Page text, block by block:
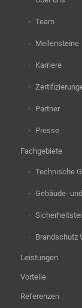
Team
Meilensteine
Karriere
Partner
Presse
Fachgebiete
Technische
Gebäude-
Brandschutz
Leistungen
Vorteile
Referenzen